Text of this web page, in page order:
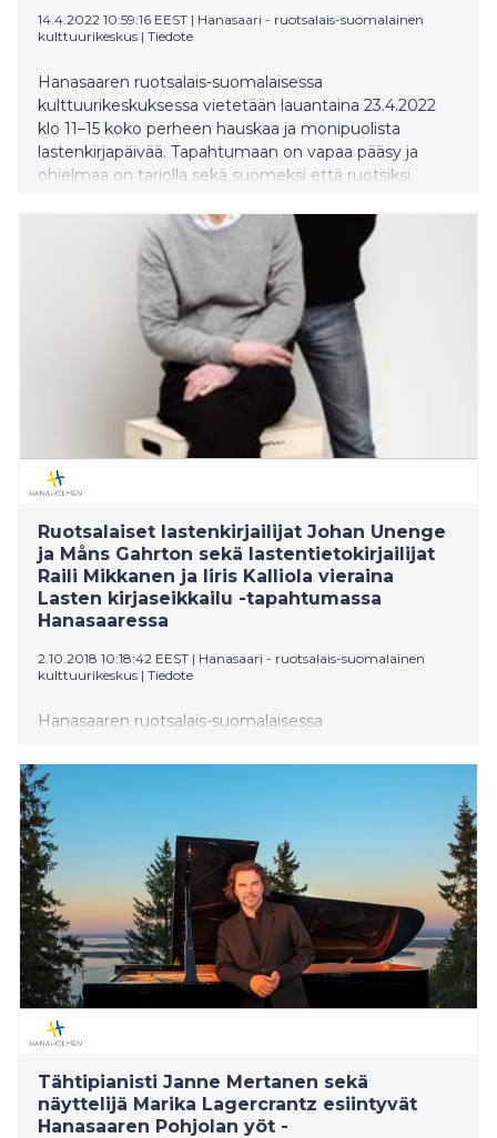
14.4.2022 10:59:16 EEST | Hanasaari - ruotsalais-suomalainen
kulttuurikeskus | Tiedote
Hanasaaren ruotsalais-suomalaisessa
kulttuurikeskuksessa vietetään lauantaina 23.4.2022
klo 11–15 koko perheen hauskaa ja monipuolista
lastenkirjapäivää. Tapahtumaan on vapaa pääsy ja
ohjelmaa on tarjolla sekä suomeksi että ruotsiksi.
Ruotsalaiset lastenkirjailijat Johan Unenge
ja Måns Gahrton sekä lastentietokirjailijat
Raili Mikkanen ja Iiris Kalliola vieraina
Lasten kirjaseikkailu -tapahtumassa
Hanasaaressa
2.10.2018 10:18:42 EEST | Hanasaari - ruotsalais-suomalainen
kulttuurikeskus | Tiedote
Hanasaaren ruotsalais-suomalaisessa
päivä lauantaina 6. lokakuuta klo 11-14. Lapsiperheille ja
lapsille alle kouluikäisestä esiteiniin suunnattu Lasten
kirjaseikkailu on osa kaksipäiväistä Pohjolan yöt -
festivaalia 5.-6. lokakuuta, jolloin Hanasaari tarjoaa
yhteensä lähemmäs 60 eri tapahtuman valikoiman.
Tähtipianisti Janne Mertanen sekä
näyttelijä Marika Lagercrantz esiintyvät
Hanasaaren Pohjolan yöt -